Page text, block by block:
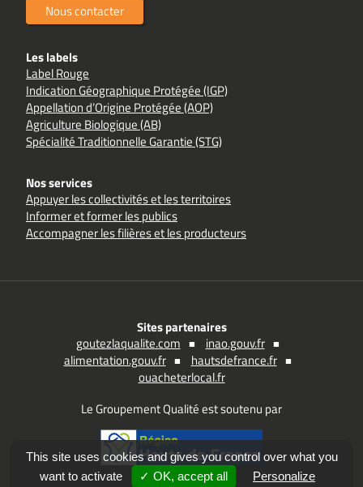
Nous contacter
Les labels
Label Rouge
Indication Géographique Protégée (IGP)
Appellation d’Origine Protégée (AOP)
Agriculture Biologique (AB)
Spécialité Traditionnelle Garantie (STG)
Nos services
Appuyer les collectivités et les territoires
Informer et former les publics
Accompagner les filières et les producteurs
Sites partenaires
goutezlaqualite.com
inao.gouv.fr
alimentation.gouv.fr
hautsdefrance.fr
ouacheterlocal.fr
Le Groupement Qualité est soutenu par
This site uses cookies and gives you control over what you
want to activate
✓ OK, accept all Personalize